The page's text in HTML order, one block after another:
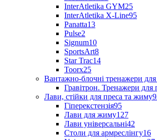
InterAtletika GYM25
InterAtletika X-Line95
Panatta13
Pulse2
Signum10
SportsArt8
Star Trac14
Toorx25
Вантажно-блочні тренажери для
Гравітрон. Тренажери для
Лави, стійки для преса та жиму
Гіперекстензія95
Лави для жиму127
Лави універсальні42
Столи для армреслінгу16